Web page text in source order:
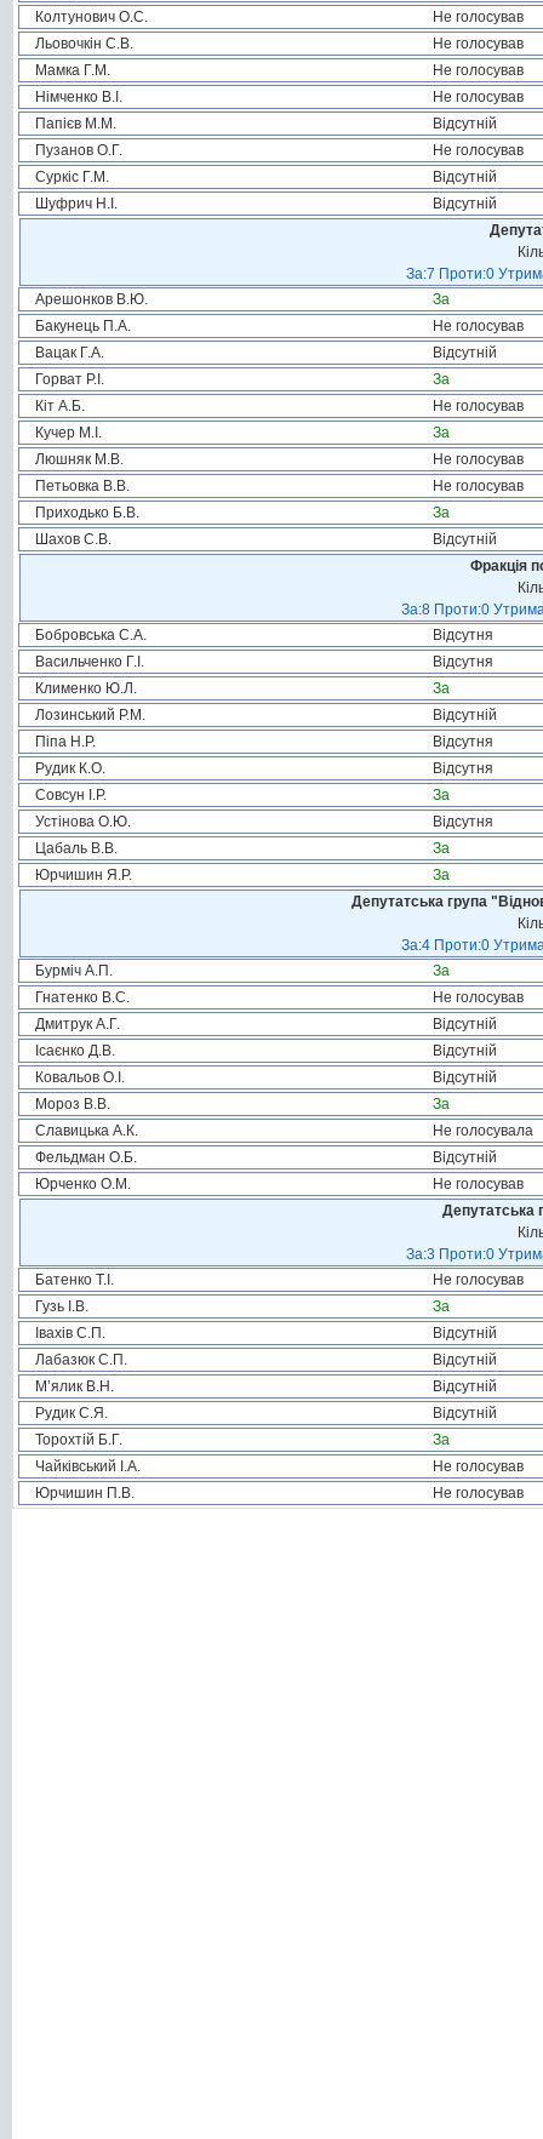
Колтунович О.С.
Не голосував
Льовочкін С.В.
Не голосував
Мамка Г.М.
Не голосував
Німченко В.І.
Не голосував
Папієв М.М.
Відсутній
Пузанов О.Г.
Не голосував
Суркіс Г.М.
Відсутній
Шуфрич Н.І.
Відсутній
За:7 Проти:0
Арешонков В.Ю.
За
Бакунець П.А.
Не голосував
Вацак Г.А.
Відсутній
Горват Р.І.
За
Кіт А.Б.
Не голосував
Кучер М.І.
За
Люшняк М.В.
Не голосував
Петьовка В.В.
Не голосував
Приходько Б.В.
За
Шахов С.В.
Відсутній
Фракція
За:8 Проти:0
Бобровська С.А.
Відсутня
Васильченко Г.І.
Відсутня
Клименко Ю.Л.
За
Лозинський Р.М.
Відсутній
Піпа Н.Р.
Відсутня
Рудик К.О.
Відсутня
Совсун І.Р.
За
Устінова О.Ю.
Відсутня
Цабаль В.В.
За
Юрчишин Я.Р.
За
Депутатська група
За:4 Проти:0
Бурміч А.П.
За
Гнатенко В.С.
Не голосував
Дмитрук А.Г.
Відсутній
Ісаєнко Д.В.
Відсутній
Ковальов О.І.
Відсутній
Мороз В.В.
За
Славицька А.К.
Не голосувала
Фельдман О.Б.
Відсутній
Юрченко О.М.
Не голосував
Депутатська
За:3 Проти:0
Батенко Т.І.
Не голосував
Гузь І.В.
За
Івахів С.П.
Відсутній
Лабазюк С.П.
Відсутній
М’ялик В.Н.
Відсутній
Рудик С.Я.
Відсутній
Торохтій Б.Г.
За
Чайківський І.А.
Не голосував
Юрчишин П.В.
Не голосував